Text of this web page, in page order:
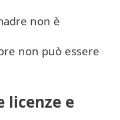
non è
non può essere
licenze e